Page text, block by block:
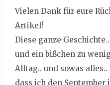
Vielen Dank für eure
Artikel!
Diese ganze
und ein bißchen zu
Alltag.. und sowas
dass ich den